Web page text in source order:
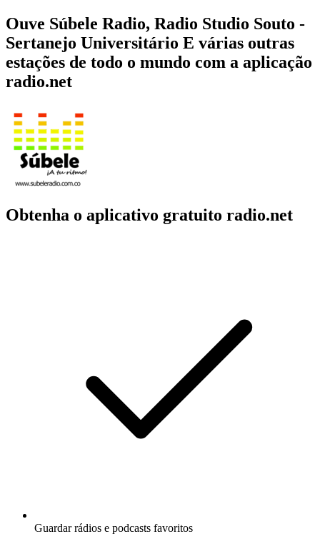
Ouve Súbele Radio, Radio Studio Souto -
Sertanejo Universitário E várias outras
estações de todo o mundo com a aplicação
radio.net
Obtenha o aplicativo gratuito radio.net
Guardar rádios e podcasts favoritos